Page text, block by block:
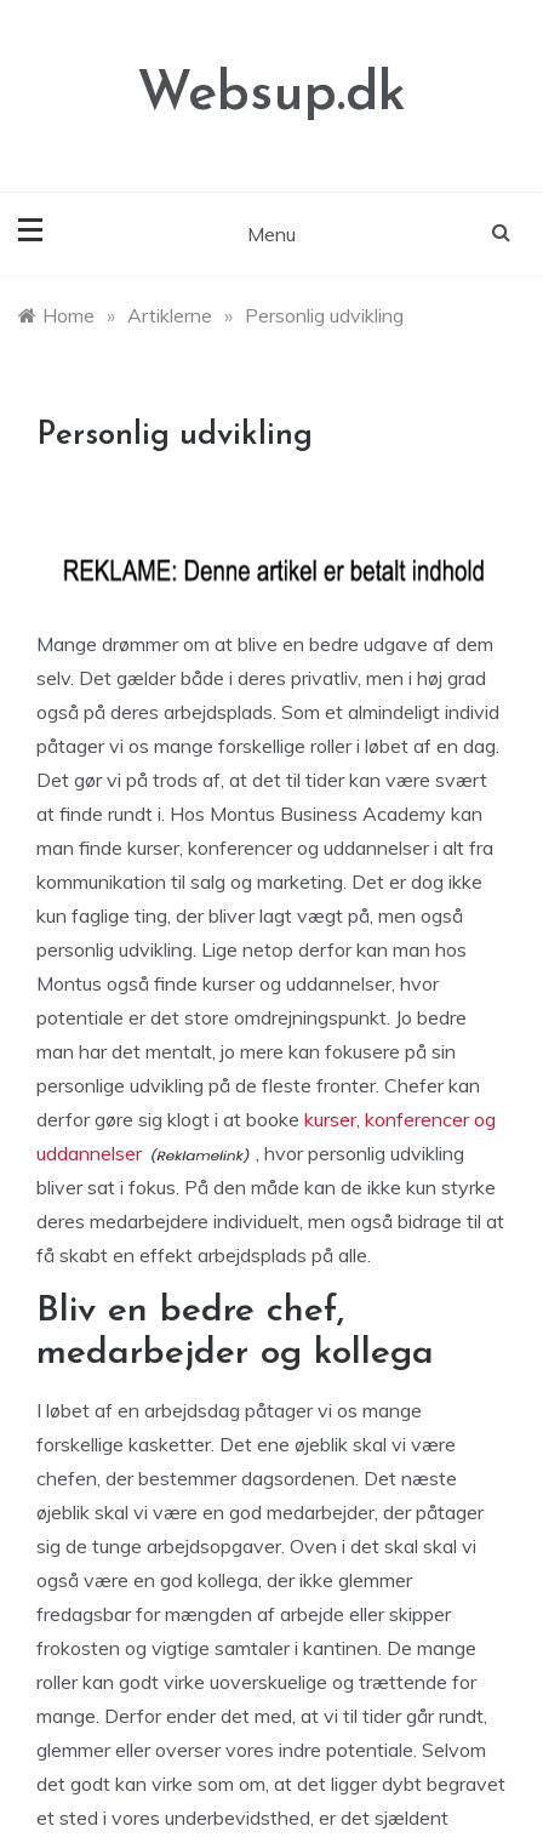
Websup.dk
Menu
Home » Artiklerne » Personlig udvikling
Personlig udvikling
Mange drømmer om at blive en bedre udgave af dem
selv. Det gælder både i deres privatliv, men i høj grad
også på deres arbejdsplads. Som et almindeligt individ
påtager vi os mange forskellige roller i løbet af en dag.
Det gør vi på trods af, at det til tider kan være svært
at finde rundt i. Hos Montus Business Academy kan
man finde kurser, konferencer og uddannelser i alt fra
kommunikation til salg og marketing. Det er dog ikke
kun faglige ting, der bliver lagt vægt på, men også
personlig udvikling. Lige netop derfor kan man hos
Montus også finde kurser og uddannelser, hvor
potentiale er det store omdrejningspunkt. Jo bedre
man har det mentalt, jo mere kan fokusere på sin
personlige udvikling på de fleste fronter. Chefer kan
derfor gøre sig klogt i at booke kurser, konferencer og
uddannelser
, hvor personlig udvikling
bliver sat i fokus. På den måde kan de ikke kun styrke
deres medarbejdere individuelt, men også bidrage til at
få skabt en effekt arbejdsplads på alle.
Bliv en bedre chef,
medarbejder og kollega
I løbet af en arbejdsdag påtager vi os mange
forskellige kasketter. Det ene øjeblik skal vi være
chefen, der bestemmer dagsordenen. Det næste
øjeblik skal vi være en god medarbejder, der påtager
sig de tunge arbejdsopgaver. Oven i det skal skal vi
også være en god kollega, der ikke glemmer
fredagsbar for mængden af arbejde eller skipper
frokosten og vigtige samtaler i kantinen. De mange
roller kan godt virke uoverskuelige og trættende for
mange. Derfor ender det med, at vi til tider går rundt,
glemmer eller overser vores indre potentiale. Selvom
det godt kan virke som om, at det ligger dybt begravet
et sted i vores underbevidsthed, er det sjældent